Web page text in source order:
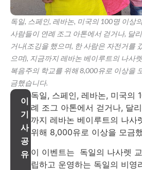
독일, 스페인, 레바논, 미국의 100명 이상
사람들이 연례 조그 아톤에서 걷거나, 달리
거나(조깅을 했으며, 한 사람은 자전거를
으며), 지금까지 레바논 베이루트의 나사렛
복음주의 학교를 위해 8,000유로 이상을
금했습니다.
이
기
사
공
유
독일, 스페인, 레바논, 미국의
례 조그 아톤에서 걷거나, 달
까지 레바논 베이루트의 나사
위해 8,000유로 이상을 모금
이 이벤트는 독일의 나사렛
립하고 운영하는 독일의 비영